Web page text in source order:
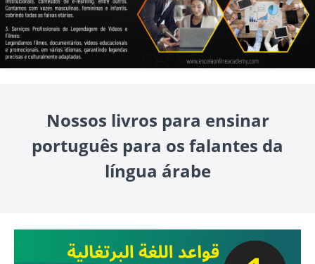
Nossos livros para ensinar
português para os falantes da
língua árabe